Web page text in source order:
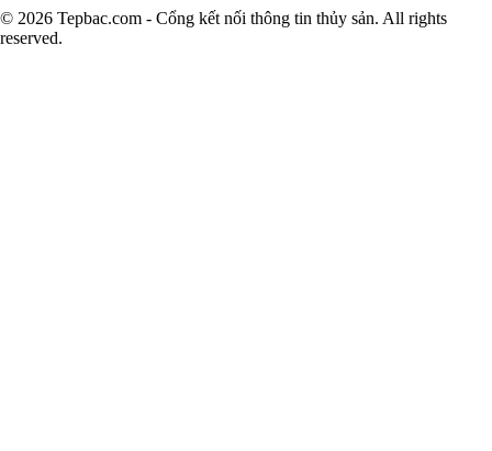
© 2026 Tepbac.com - Cổng kết nối thông tin thủy sản. All rights
reserved.